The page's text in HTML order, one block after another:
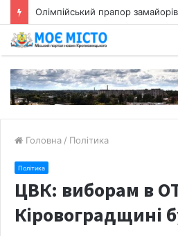
Олімпійський прапор
Головна / Політика
Політика
ЦВК: виборам в
Кіровоградщині